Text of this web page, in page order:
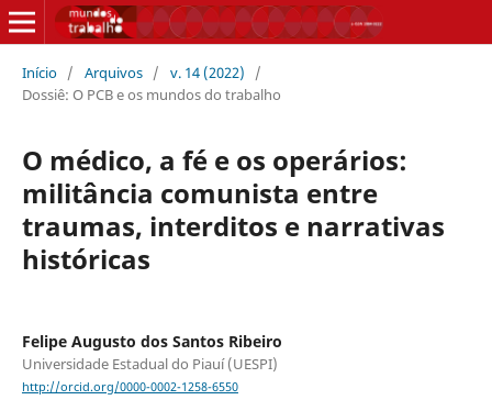
Início / Arquivos / v. 14 (2022)
/
Dossiê: O PCB e os mundos do trabalho
O médico, a fé e os operários:
militância comunista entre
traumas, interditos e narrativas
históricas
Felipe Augusto dos Santos Ribeiro
Universidade Estadual do Piauí (UESPI)
http://orcid.org/0000-0002-1258-6550